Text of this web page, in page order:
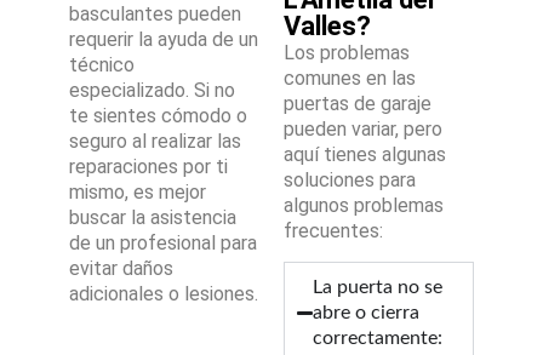
basculantes pueden
requerir la ayuda de un
técnico
especializado. Si no
te sientes cómodo o
seguro al realizar las
reparaciones por ti
mismo, es mejor
buscar la asistencia
de un profesional para
evitar daños
adicionales o lesiones.
Valles?
Los problemas
comunes en las
puertas de garaje
pueden variar, pero
aquí tienes algunas
soluciones para
algunos problemas
frecuentes:
La puerta no se
abre o cierra
correctamente: